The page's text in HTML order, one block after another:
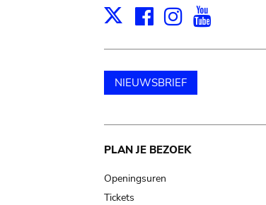
X Facebook
Instagram
NIEUWSBRIEF
Main
navigation
PLAN JE BEZOEK
Openingsuren
Tickets